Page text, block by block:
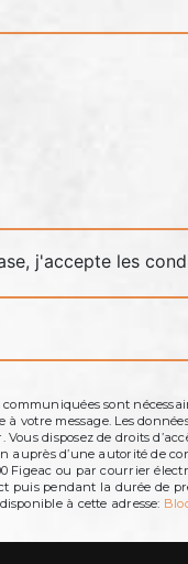
j'accepte les
communiquées sont
votre message. Les
disposez de droits
auprès d’une autorité de
Figeac ou par courrier
puis pendant la durée de
à cette adresse: